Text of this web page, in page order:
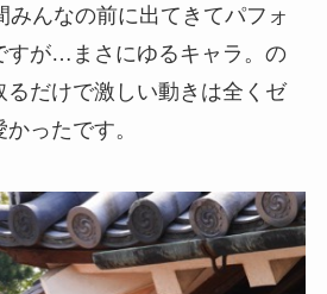
みんなの前に出てきてパフォ
すが…まさにゆるキャラ。の
るだけで激しい動きは全くゼ
ったです。